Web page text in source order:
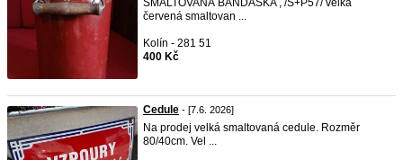
SMALTOVANÁ BANDASKA , /S+P57/ velká
červená smaltovan ...
Kolín - 281 51
400 Kč
Cedule - [7.6. 2026]
Na prodej velká smaltovaná cedule. Rozměr
80/40cm. Vel ...